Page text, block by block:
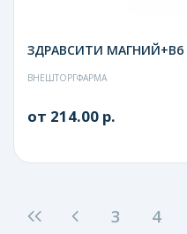
ЗДРАВСИТИ МАГНИЙ+В6
ВНЕШТОРГФАРМА
от 214.00 р.
3 4